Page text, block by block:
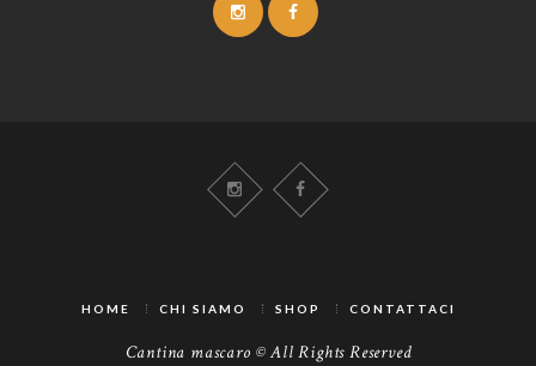
HOME CHI SIAMO SHOP CONTATTACI
Cantina mascaro © All Rights Reserved